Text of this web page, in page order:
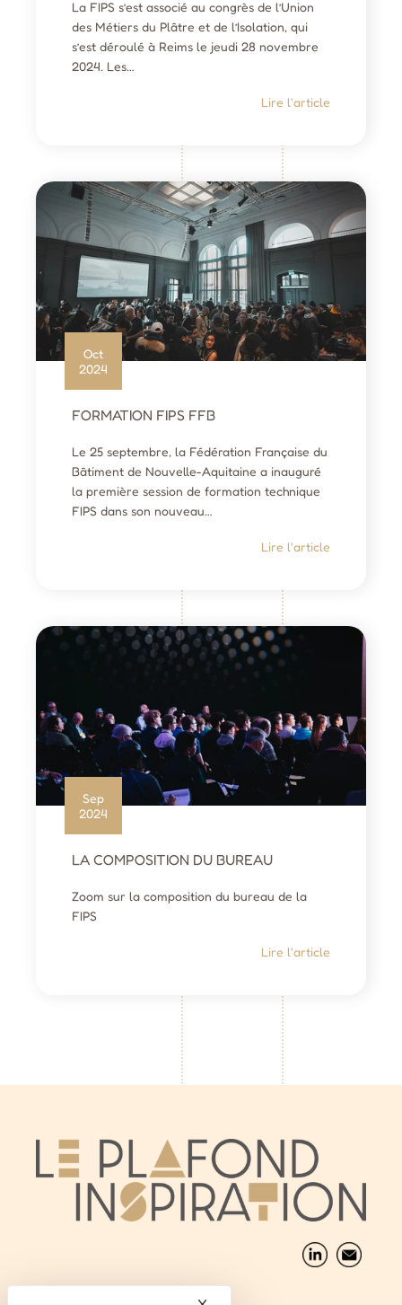
La FIPS s’est associé au congrès de l’Union
des Métiers du Plâtre et de l’Isolation, qui
s’est déroulé à Reims le jeudi 28 novembre
2024. Les…
Lire l'article
Oct
2024
FORMATION FIPS FFB
Le 25 septembre, la Fédération Française du
Bâtiment de Nouvelle-Aquitaine a inauguré
la première session de formation technique
FIPS dans son nouveau…
Lire l'article
Sep
2024
LA COMPOSITION DU BUREAU
Zoom sur la composition du bureau de la
FIPS
Lire l'article